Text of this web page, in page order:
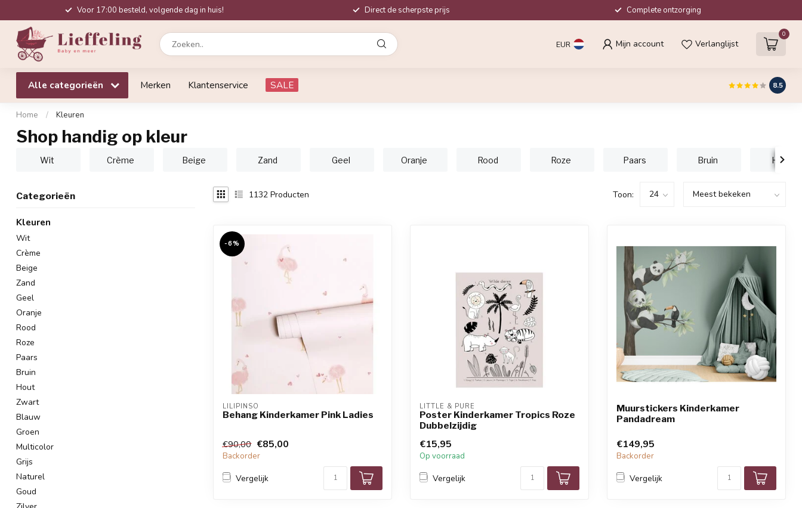
Voor 17:00 besteld, volgende dag in huis! Direct de scherpste prijs Complete ontzorging
EUR Mijn account Verlanglijst
0
Alle categorieën Merken Klantenservice SALE 8.5
Home / Kleuren
Shop handig op kleur
Wit Crème Beige Zand Geel Oranje Rood Roze Paars Bruin Hout
Categorieën
Kleuren
Wit
Crème
Beige
Zand
Geel
Oranje
Rood
Roze
Paars
Bruin
Hout
Zwart
Blauw
Groen
Multicolor
Grijs
Naturel
Goud
1132 Producten Toon:
-6%
LILIPINSO
Behang Kinderkamer Pink Ladies
€90,00 €85,00
Backorder
Vergelijk
LITTLE & PURE
Poster Kinderkamer Tropics Roze
Dubbelzijdig
€15,95
Op voorraad
Vergelijk
Muurstickers Kinderkamer
Pandadream
€149,95
Backorder
Vergelijk